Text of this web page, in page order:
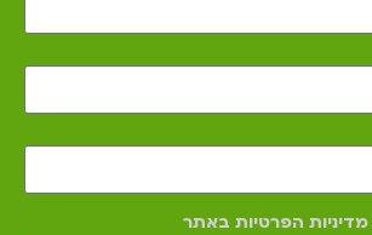
מדיניות הפרטיות באתר